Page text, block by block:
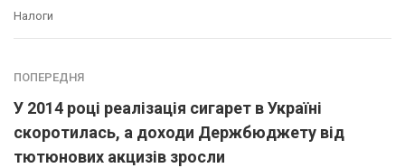
Налоги
ПОПЕРЕДНЯ
У 2014 році реалізація сигарет в Україні
скоротилась, а доходи Держбюджету від
тютюнових акцизів зросли